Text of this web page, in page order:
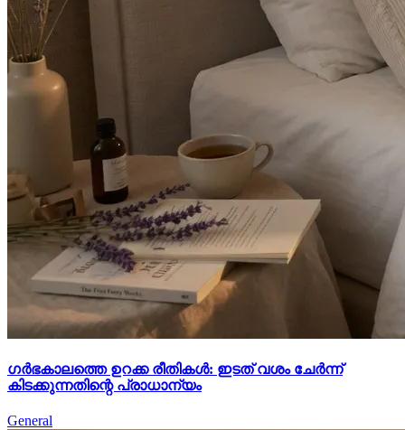
ഗർഭകാലത്തെ ഉറക്ക രീതികൾ: ഇടത് വശം ചേർന്ന്
കിടക്കുന്നതിന്റെ പ്രാധാന്യം
General